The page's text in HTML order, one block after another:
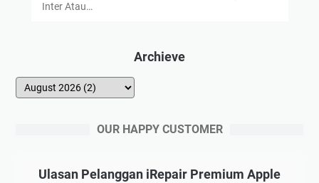
Inter Atau…
Archieve
OUR HAPPY CUSTOMER
Ulasan Pelanggan iRepair Premium Apple